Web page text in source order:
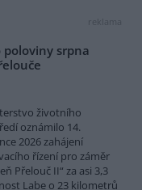
reklama
poloviny srpna
životního
oznámilo 14.
2026 zahájení
řízení pro záměr
Přelouč II“ za asi 3,3
Labe o 23 kilometrů